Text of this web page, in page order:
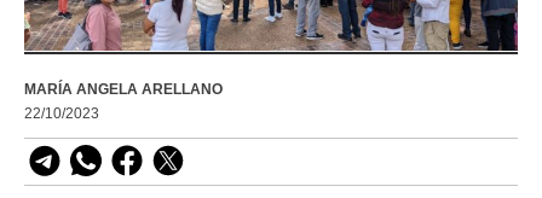
MARÍA ANGELA ARELLANO
22/10/2023